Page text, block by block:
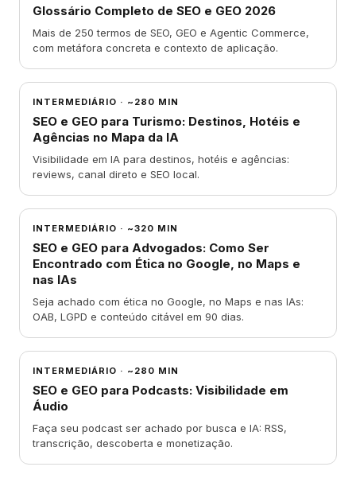
Glossário Completo de SEO e GEO 2026
Mais de 250 termos de SEO, GEO e Agentic Commerce,
com metáfora concreta e contexto de aplicação.
INTERMEDIÁRIO · ~280 MIN
SEO e GEO para Turismo: Destinos, Hotéis e
Agências no Mapa da IA
Visibilidade em IA para destinos, hotéis e agências:
reviews, canal direto e SEO local.
INTERMEDIÁRIO · ~320 MIN
SEO e GEO para Advogados: Como Ser
Encontrado com Ética no Google, no Maps e
nas IAs
Seja achado com ética no Google, no Maps e nas IAs:
OAB, LGPD e conteúdo citável em 90 dias.
INTERMEDIÁRIO · ~280 MIN
SEO e GEO para Podcasts: Visibilidade em
Áudio
Faça seu podcast ser achado por busca e IA: RSS,
transcrição, descoberta e monetização.